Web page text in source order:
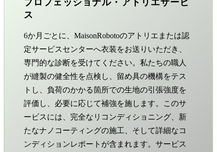
プロフェッショナル・アトリエサービ
ス
6か月ごとに、MaisonRobotoのアトリエまたは認
定サービスセンターへ衣装をお送りいただき、
専門的な診断を受けてください。私たちの職人
が縫製の健全性を点検し、留め具の機構をテス
トし、負荷のかかる箇所での生地の引張強度を
評価し、必要に応じて補強を施します。このサ
ービスには、完全なリコンディショニング、新
たなナノコーティングの施工、そして詳細なコ
ンディションレポートが含まれます。サービス